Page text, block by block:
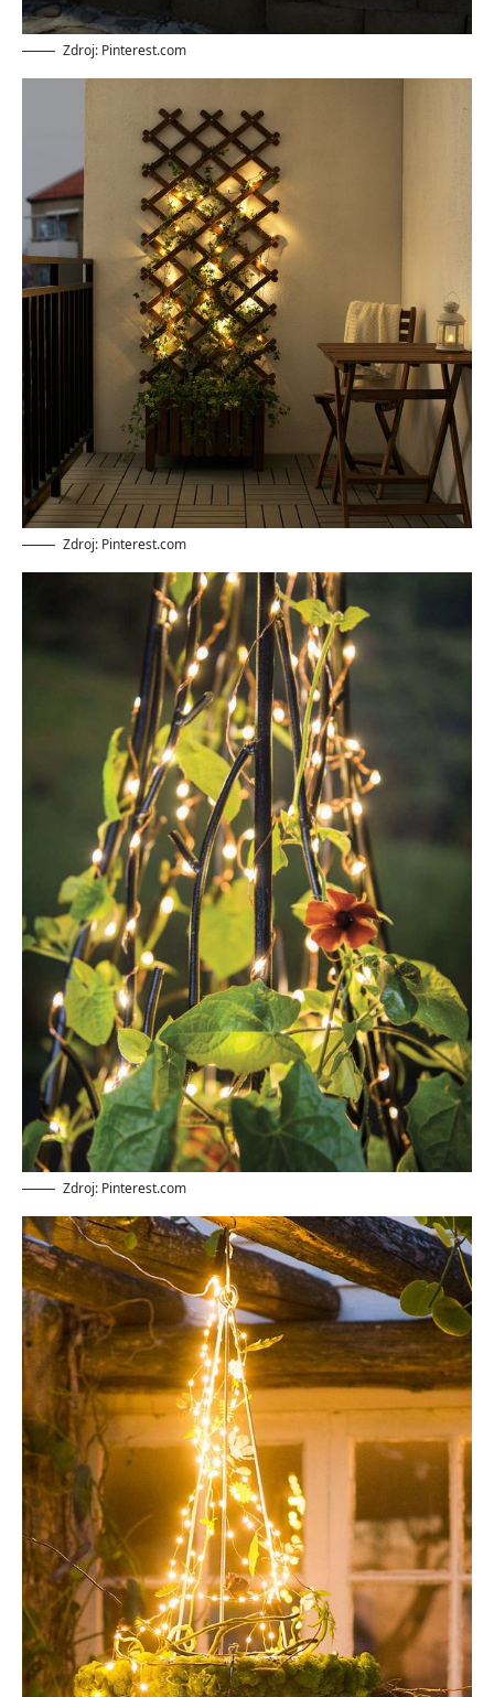
Zdroj: Pinterest.com
Zdroj: Pinterest.com
Zdroj: Pinterest.com